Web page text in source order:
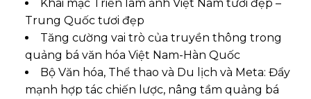
Khai mạc Triển lãm ảnh Việt Nam tươi đẹp –
Trung Quốc tươi đẹp
Tăng cường vai trò của truyền thông trong
quảng bá văn hóa Việt Nam-Hàn Quốc
Bộ Văn hóa, Thể thao và Du lịch và Meta: Đẩy
mạnh hợp tác chiến lược, nâng tầm quảng bá